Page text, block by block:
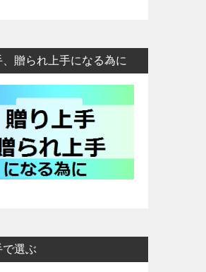
、贈られ上手になる為に
で選ぶ